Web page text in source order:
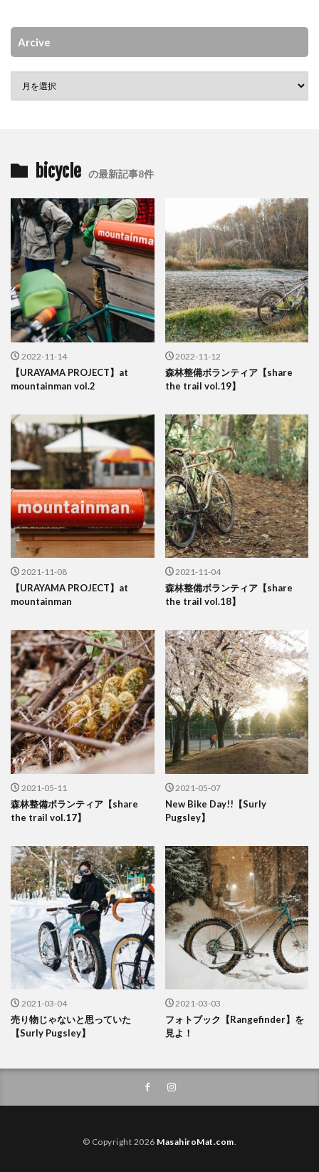
Arcive
bicycle の最新記事8件
2022-11-14
【URAYAMA PROJECT】at
mountainman vol.2
2022-11-12
森林整備ボランティア【share
the trail vol.19】
2021-11-08
【URAYAMA PROJECT】at
mountainman
2021-11-04
森林整備ボランティア【share
the trail vol.18】
2021-05-11
森林整備ボランティア【share
the trail vol.17】
2021-05-07
New Bike Day!!【Surly
Pugsley】
2021-03-04
売り物じゃないと思っていた
【Surly Pugsley】
2021-03-03
フォトブック【Rangefinder】を
見よ！
© Copyright 2026 MasahiroMat.com.